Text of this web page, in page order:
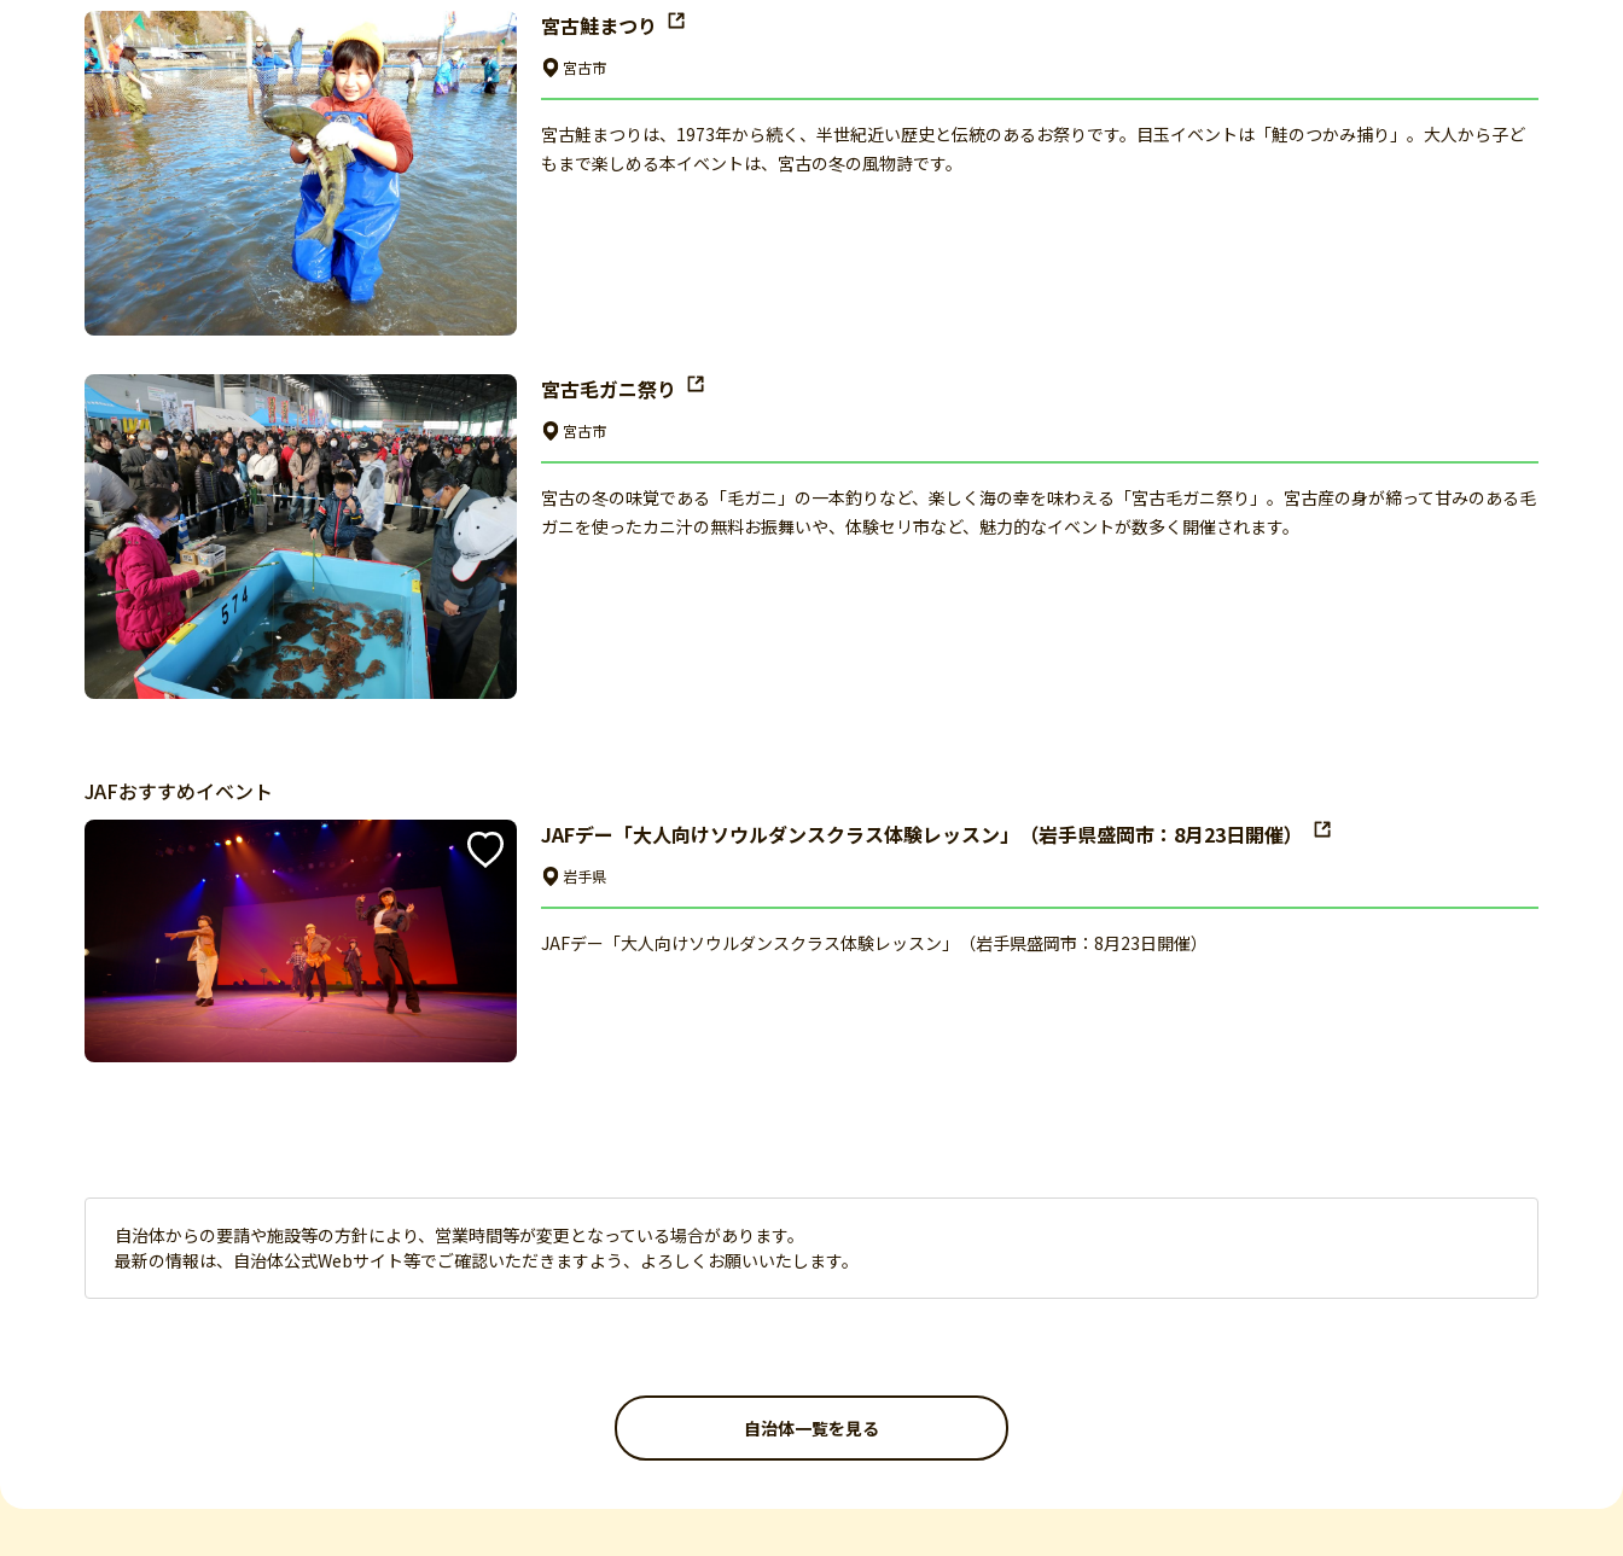
宮古鮭まつり
宮古市
宮古鮭まつりは、1973年から続く、半世紀近い歴史と伝統のあるお祭りです。目玉イベントは「鮭のつかみ捕り」。大人から子ど
もまで楽しめる本イベントは、宮古の冬の風物詩です。
宮古毛ガニ祭り
宮古市
宮古の冬の味覚である「毛ガニ」の一本釣りなど、楽しく海の幸を味わえる「宮古毛ガニ祭り」。宮古産の身が締って甘みのある毛
ガニを使ったカニ汁の無料お振舞いや、体験セリ市など、魅力的なイベントが数多く開催されます。
JAFおすすめイベント
JAFデー「大人向けソウルダンスクラス体験レッスン」（岩手県盛岡市：8月23日開催）
岩手県
JAFデー「大人向けソウルダンスクラス体験レッスン」（岩手県盛岡市：8月23日開催）
自治体からの要請や施設等の方針により、営業時間等が変更となっている場合があります。
最新の情報は、自治体公式Webサイト等でご確認いただきますよう、よろしくお願いいたします。
自治体一覧を見る